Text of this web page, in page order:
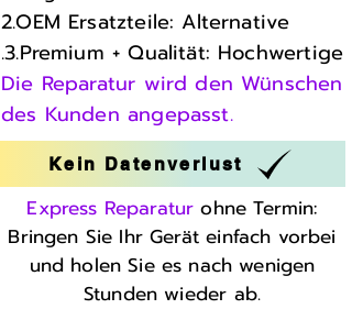
2.OEM Ersatzteile: Alternative
.3.Premium + Qualität: Hochwertige
Die Reparatur wird den Wünschen
des Kunden angepasst.
Kein Datenverlust
Express Reparatur ohne Termin:
Bringen Sie Ihr Gerät einfach vorbei
und holen Sie es nach wenigen
Stunden wieder ab.